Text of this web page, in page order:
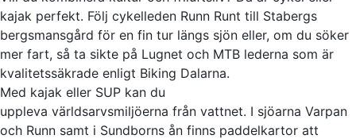
kajak perfekt. Följ cykelleden Runn Runt till Stabergs
bergsmansgård för en fin tur längs sjön eller, om du söker
mer fart, så ta sikte på Lugnet och MTB lederna som är
kvalitetssäkrade enligt Biking Dalarna.
Med kajak eller SUP kan du
uppleva världsarvsmiljöerna från vattnet. I sjöarna Varpan
och Runn samt i Sundborns ån finns paddelkartor att